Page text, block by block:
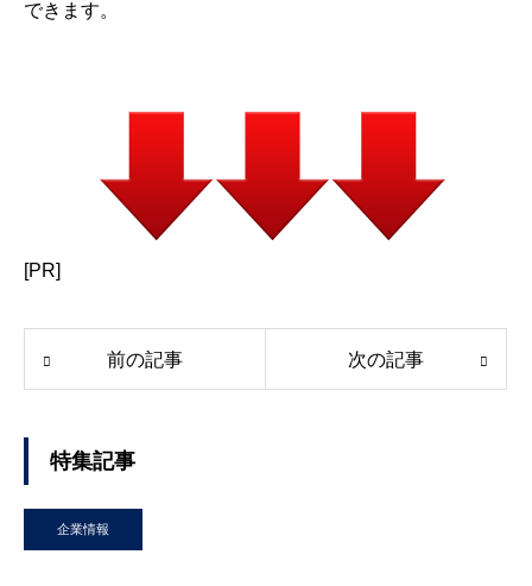
できます。
[PR]
前の記事 次の記事
特集記事
企業情報